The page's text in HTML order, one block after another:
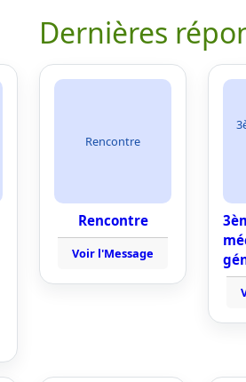
Dernières
Rencontre
Rencontre
Voir l'Message